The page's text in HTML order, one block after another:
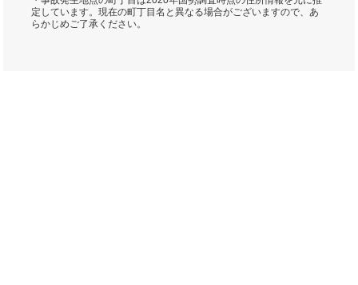
定しています。現在の町丁目名と異なる場合がございますので、あ
らかじめご了承ください。